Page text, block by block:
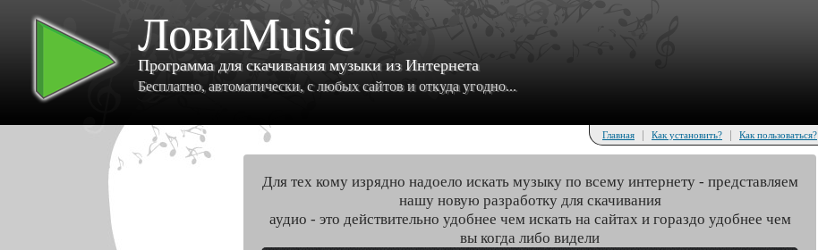
ЛовиMusic
Программа для скачивания музыки из Интернета
Бесплатно, автоматически, с любых сайтов и откуда угодно...
Главная | Как установить? | Как пользоваться?
Для тех кому изрядно надоело искать музыку по всему интернету - представляем
нашу новую разработку для скачивания
аудио - это действительно удобнее чем искать на сайтах и гораздо удобнее чем
вы когда либо видели